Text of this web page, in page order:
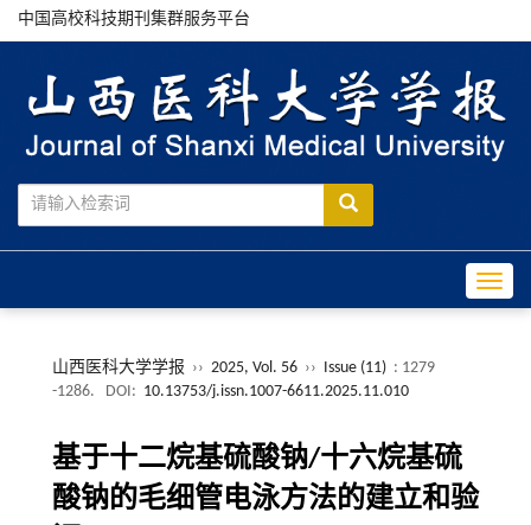
中国高校科技期刊集群服务平台
山西医科大学学报 ›› 2025, Vol. 56 ›› Issue (11) : 1279
-1286.
DOI: 10.13753/j.issn.1007-6611.2025.11.010
基于十二烷基硫酸钠/十六烷基硫
酸钠的毛细管电泳方法的建立和验